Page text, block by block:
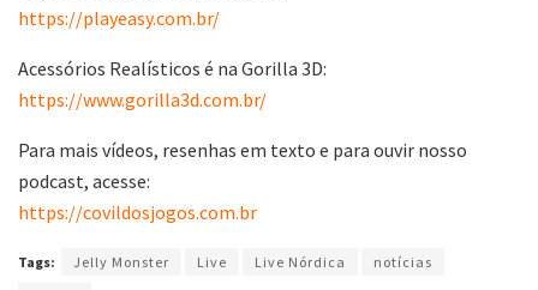
https://playeasy.com.br/
Acessórios Realísticos é na Gorilla 3D:
https://www.gorilla3d.com.br/
Para mais vídeos, resenhas em texto e para ouvir nosso
podcast, acesse:
https://covildosjogos.com.br
Tags: Jelly Monster Live Live Nórdica
notícias